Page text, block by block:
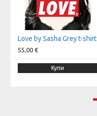
Love by Sasha Grey t-shirt
55,00 €
Купи